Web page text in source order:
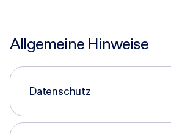
Karriere
Research-Blog
Über uns
Allgemeine Hinweise
Datenschutz